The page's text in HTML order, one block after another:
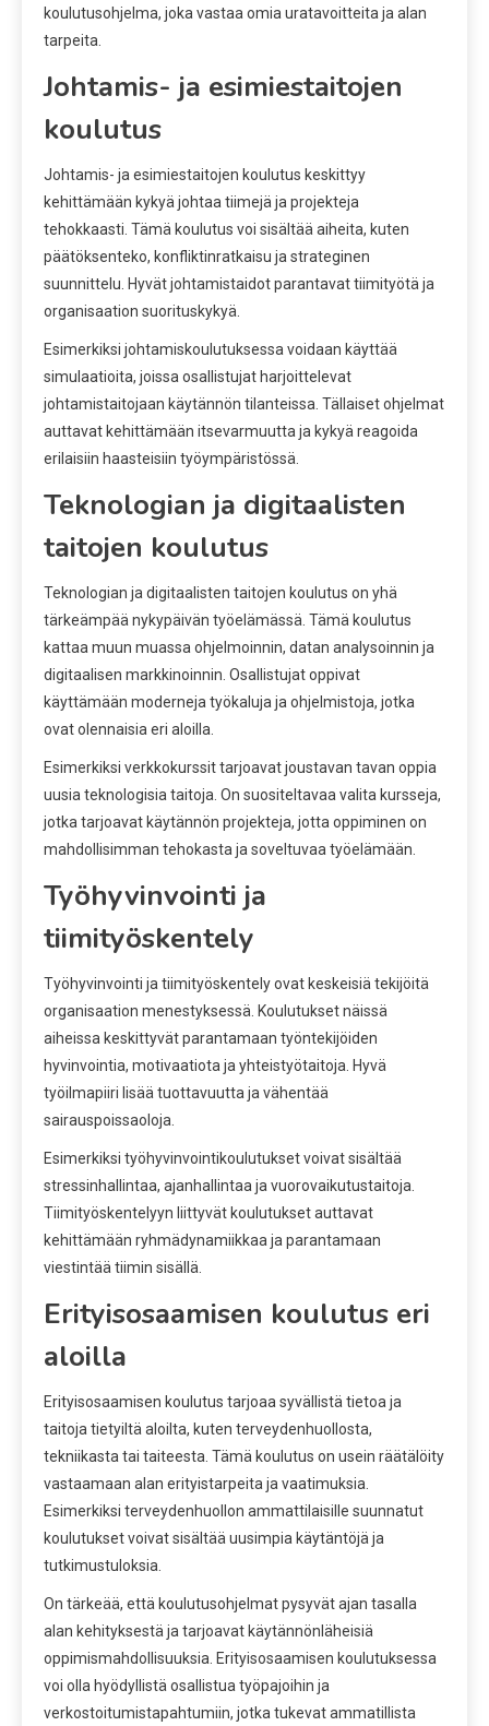
koulutusohjelma, joka vastaa omia uratavoitteita ja alan
tarpeita.
Johtamis- ja esimiestaitojen
koulutus
Johtamis- ja esimiestaitojen koulutus keskittyy
kehittämään kykyä johtaa tiimejä ja projekteja
tehokkaasti. Tämä koulutus voi sisältää aiheita, kuten
päätöksenteko, konfliktinratkaisu ja strateginen
suunnittelu. Hyvät johtamistaidot parantavat tiimityötä ja
organisaation suorituskykyä.
Esimerkiksi johtamiskoulutuksessa voidaan käyttää
simulaatioita, joissa osallistujat harjoittelevat
johtamistaitojaan käytännön tilanteissa. Tällaiset ohjelmat
auttavat kehittämään itsevarmuutta ja kykyä reagoida
erilaisiin haasteisiin työympäristössä.
Teknologian ja digitaalisten
taitojen koulutus
Teknologian ja digitaalisten taitojen koulutus on yhä
tärkeämpää nykypäivän työelämässä. Tämä koulutus
kattaa muun muassa ohjelmoinnin, datan analysoinnin ja
digitaalisen markkinoinnin. Osallistujat oppivat
käyttämään moderneja työkaluja ja ohjelmistoja, jotka
ovat olennaisia eri aloilla.
Esimerkiksi verkkokurssit tarjoavat joustavan tavan oppia
uusia teknologisia taitoja. On suositeltavaa valita kursseja,
jotka tarjoavat käytännön projekteja, jotta oppiminen on
mahdollisimman tehokasta ja soveltuvaa työelämään.
Työhyvinvointi ja
tiimityöskentely
Työhyvinvointi ja tiimityöskentely ovat keskeisiä tekijöitä
organisaation menestyksessä. Koulutukset näissä
aiheissa keskittyvät parantamaan työntekijöiden
hyvinvointia, motivaatiota ja yhteistyötaitoja. Hyvä
työilmapiiri lisää tuottavuutta ja vähentää
sairauspoissaoloja.
Esimerkiksi työhyvinvointikoulutukset voivat sisältää
stressinhallintaa, ajanhallintaa ja vuorovaikutustaitoja.
Tiimityöskentelyyn liittyvät koulutukset auttavat
kehittämään ryhmädynamiikkaa ja parantamaan
viestintää tiimin sisällä.
Erityisosaamisen koulutus eri
aloilla
Erityisosaamisen koulutus tarjoaa syvällistä tietoa ja
taitoja tietyiltä aloilta, kuten terveydenhuollosta,
tekniikasta tai taiteesta. Tämä koulutus on usein räätälöity
vastaamaan alan erityistarpeita ja vaatimuksia.
Esimerkiksi terveydenhuollon ammattilaisille suunnatut
koulutukset voivat sisältää uusimpia käytäntöjä ja
tutkimustuloksia.
On tärkeää, että koulutusohjelmat pysyvät ajan tasalla
alan kehityksestä ja tarjoavat käytännönläheisiä
oppimismahdollisuuksia. Erityisosaamisen koulutuksessa
voi olla hyödyllistä osallistua työpajoihin ja
verkostoitumistapahtumiin, jotka tukevat ammatillista